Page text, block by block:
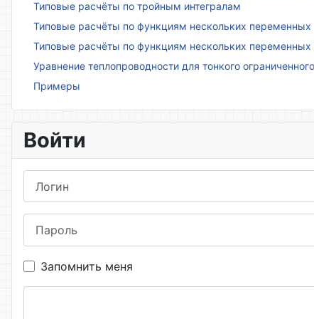
Типовые расчёты по тройным интегралам
Типовые расчёты по функциям нескольких переменных
Типовые расчёты по функциям нескольких переменных
Уравнение теплопроводности для тонкого
Примеры
Войти
Запомнить меня